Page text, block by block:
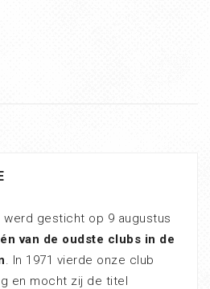
gesticht op 9 augustus
van de oudste clubs in de
. In 1971 vierde onze club
en mocht zij de titel